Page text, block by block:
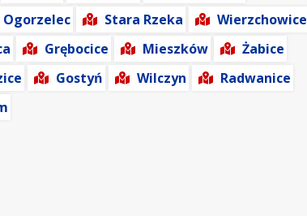
Ogorzelec Stara Rzeka
Wierzchowice
Grębocice Mieszków
Żabice
Gostyń Wilczyn
Radwanice